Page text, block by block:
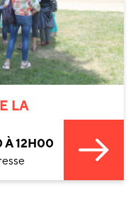
LA
À 12H00